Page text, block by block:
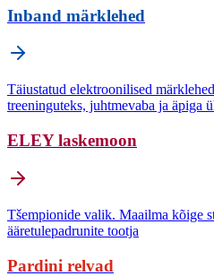
Inband märklehed
Täiustatud elektroonilised
treeninguteks, juhtmevaba ja äpiga
ELEY laskemoon
Tšempionide valik. Maailma kõige
ääretulepadrunite tootja
Pardini relvad